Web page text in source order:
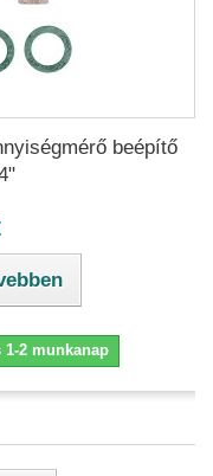
beépítő
2 munkanap